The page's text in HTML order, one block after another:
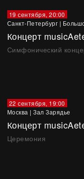
19 сентября, 20:00
Санкт-Петербург |
Концерт
Симфонический
22 сентября, 19:00
Москва |Зал Зарядье
Концерт
Церемония